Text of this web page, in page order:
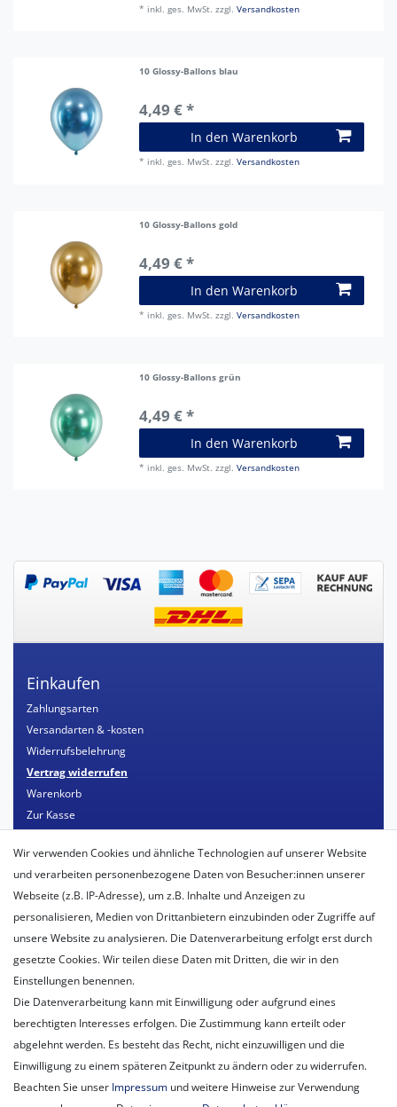
* inkl. ges. MwSt. zzgl.Versandkosten
10 Glossy-Ballons blau
4,49 € *
In den Warenkorb
* inkl. ges. MwSt. zzgl.Versandkosten
10 Glossy-Ballons gold
4,49 € *
In den Warenkorb
* inkl. ges. MwSt. zzgl.Versandkosten
10 Glossy-Ballons grün
4,49 € *
In den Warenkorb
* inkl. ges. MwSt. zzgl.Versandkosten
Einkaufen
Zahlungsarten
Versandarten & -kosten
Widerrufsbelehrung
Vertrag widerrufen
Warenkorb
Zur Kasse
Mein Konto
Registrieren
Login
Unternehmen
Unser Ballon-Lieferservice
Unsere Mitarbeiter
Datenschutzerklärung
AGB
Impressum
Wir verwenden Cookies und ähnliche Technologien auf unserer Website
und verarbeiten personenbezogene Daten von Besucher:innen unserer
Webseite (z.B. IP-Adresse), um z.B. Inhalte und Anzeigen zu
personalisieren, Medien von Drittanbietern einzubinden oder Zugriffe auf
unsere Website zu analysieren. Die Datenverarbeitung erfolgt erst durch
gesetzte Cookies. Wir teilen diese Daten mit Dritten, die wir in den
Einstellungen benennen.
Die Datenverarbeitung kann mit Einwilligung oder aufgrund eines
berechtigten Interesses erfolgen. Die Zustimmung kann erteilt oder
abgelehnt werden. Es besteht das Recht, nicht einzuwilligen und die
Einwilligung zu einem späteren Zeitpunkt zu ändern oder zu widerrufen.
Beachten Sie unser Impressum und weitere Hinweise zur Verwendung